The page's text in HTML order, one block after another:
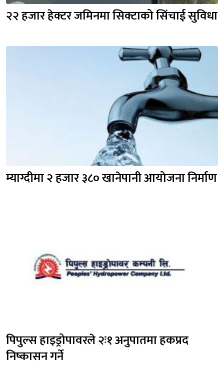
२२ हजार हेक्टर जमिनमा सिक्टाको सिंचाई सुविधा
म्याग्दीमा २ हजार ३८० खानेपानी आयोजना निर्माण
पिपुल्स हाइड्रोपावरले २ः१ अनुपातमा हकप्रद
निष्कासन गर्ने